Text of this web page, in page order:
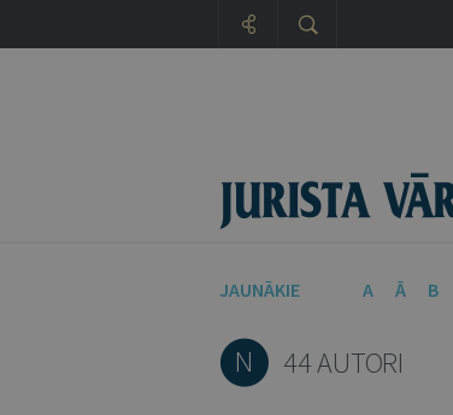
JAUNĀKIE A Ā B
N 44 AUTORI